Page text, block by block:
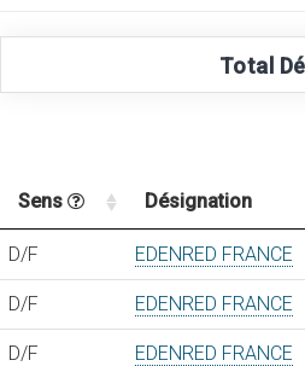
Total
Sens Désignation
D/F EDENRED FRANCE
D/F EDENRED FRANCE
D/F EDENRED FRANCE